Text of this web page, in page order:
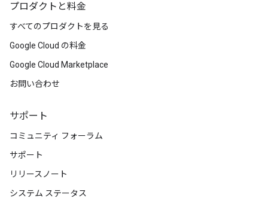
プロダクトと料金
すべてのプロダクトを見る
Google Cloud の料金
Google Cloud Marketplace
お問い合わせ
サポート
コミュニティ フォーラム
サポート
リリースノート
システム ステータス